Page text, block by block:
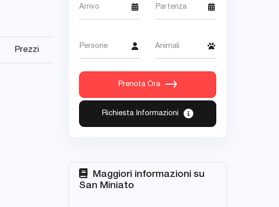
Prezzi
Arrivo Partenza
Persone Animali
Prenota Ora
Richiesta Informazioni
Maggiori informazioni su
San Miniato